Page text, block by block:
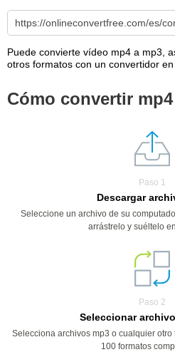
Puede convierte vídeo mp4 a mp3,
otros formatos con un convertidor
Cómo convertir
Paso 1
Descargar
Seleccione un archivo de su
arrástrelo y suéltelo
Paso 2
Seleccionar
Selecciona archivos mp3 o cualquier
100 formatos